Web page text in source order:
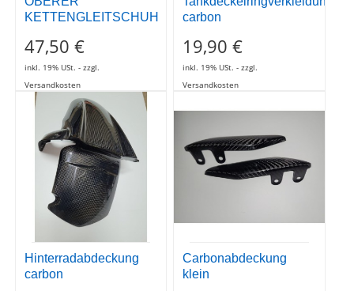
Hinterradabdeckung
carbon
149,00 €
inkl. 19% USt. - zzgl.
Versandkosten
Carbonabdeckung
klein
19,00 €